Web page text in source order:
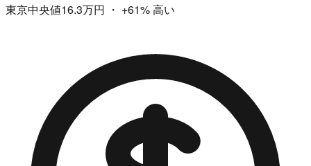
東京中央値16.3万円 ・ +61%高い